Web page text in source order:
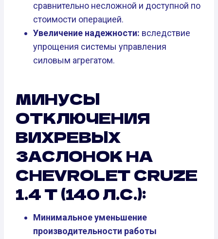
сравнительно несложной и доступной по
стоимости операцией.
Увеличение надежности: вследствие
упрощения системы управления
силовым агрегатом.
МИНУСЫ
ОТКЛЮЧЕНИЯ
ВИХРЕВЫХ
ЗАСЛОНОК НА
CHEVROLET CRUZE
1.4 T (140 Л.С.):
Минимальное уменьшение
производительности работы